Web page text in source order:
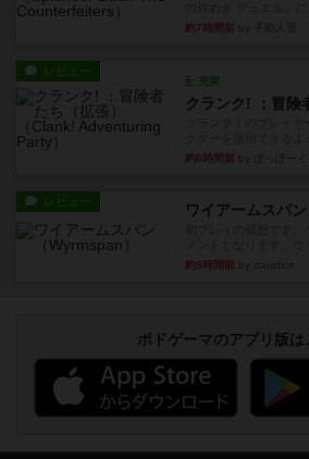
約7時間前
レビュー
充実
クランク! ：冒険
約8時間前
レビュー ワイアームスパン
約8時間前
ボドゲーマのアプリ版は